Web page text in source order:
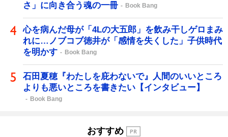
さ」に向き合う魂の一冊
Book Bang
心を病んだ母が「4Lの大五郎」を飲み干しゲロまみ
れに…ノブコブ徳井が「感情を失くした」子供時代
を明かす
Book Bang
石田夏穂『わたしを庇わないで』人間のいいところ
よりも悪いところを書きたい【インタビュー】
Book Bang
おすすめ